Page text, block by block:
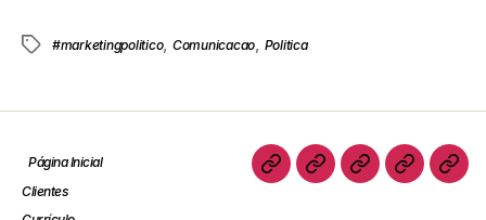
#marketingpolitico, Comunicacao Politica
Página Inicial
Clientes